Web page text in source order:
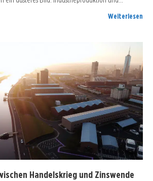
Weiterlesen
Handelskrieg und Zinswende